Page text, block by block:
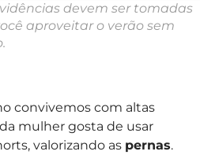
devem ser tomadas
aproveitar o verão sem
convivemos com altas
mulher gosta de usar
valorizando as pernas.